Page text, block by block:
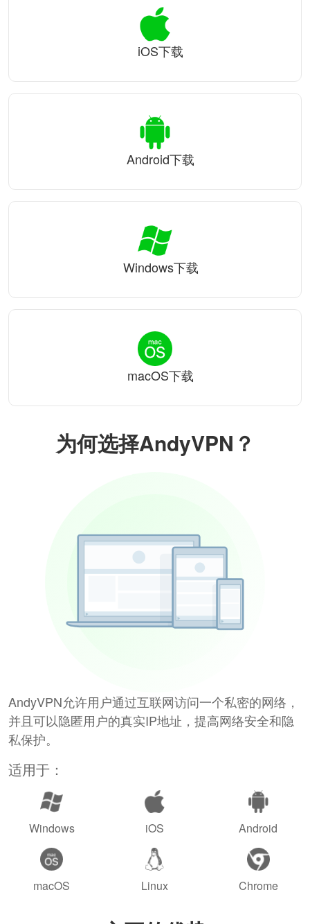
为何选择AndyVPN？
AndyVPN允许用户通过互联网访问一个私密的网络，
并且可以隐匿用户的真实IP地址，提高网络安全和隐
私保护。
适用于：
Windows iOS Android
macOS Linux Chrome
iOS下载
Android下载
Windows下载
macOS下载